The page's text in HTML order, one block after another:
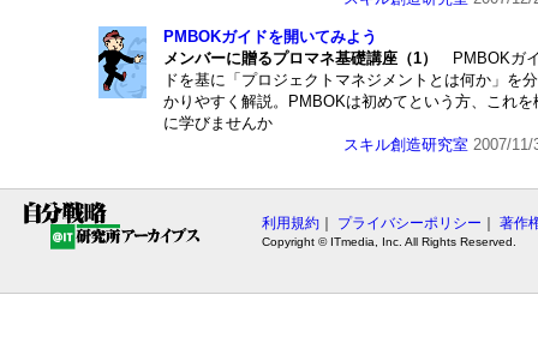
PMBOKガイドを開いてみよう
メンバーに贈るプロマネ基礎講座（1）
PMBOKガ
ドを基に「プロジェクトマネジメントとは何か」を分
かりやすく解説。PMBOKは初めてという方、これを
に学びませんか
スキル創造研究室 2007/11/
利用規約 プライバシーポリシー 著作
Copyright © ITmedia, Inc. All Rights Reserved.